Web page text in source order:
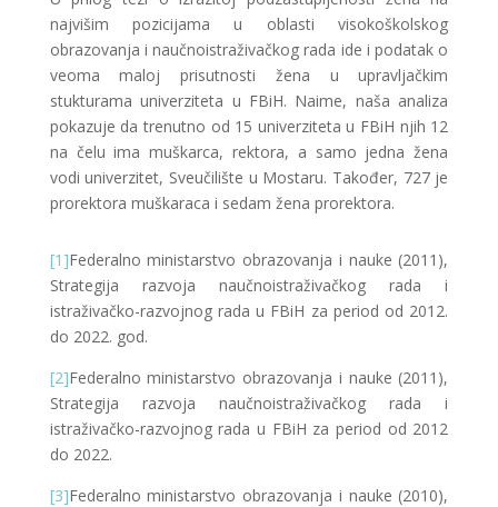
najvišim pozicijama u oblasti visokoškolskog
obrazovanja i naučnoistraživačkog rada ide i podatak o
veoma maloj prisutnosti žena u upravljačkim
stukturama univerziteta u FBiH. Naime, naša analiza
pokazuje da trenutno od 15 univerziteta u FBiH njih 12
na čelu ima muškarca, rektora, a samo jedna žena
vodi univerzitet, Sveučilište u Mostaru. Također, 727 je
prorektora muškaraca i sedam žena prorektora.
[1]Federalno ministarstvo obrazovanja i nauke (2011),
Strategija razvoja naučnoistraživačkog rada i
istraživačko-razvojnog rada u FBiH za period od 2012.
do 2022. god.
[2]Federalno ministarstvo obrazovanja i nauke (2011),
Strategija razvoja naučnoistraživačkog rada i
istraživačko-razvojnog rada u FBiH za period od 2012
do 2022.
[3]Federalno ministarstvo obrazovanja i nauke (2010),